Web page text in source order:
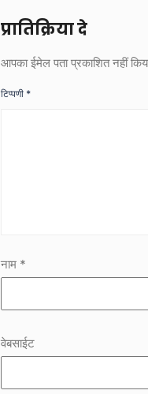
प्रातिक्रिया दे
आपका ईमेल पता प्रकाशित नहीं
टिप्पणी *
नाम *
वेबसाईट